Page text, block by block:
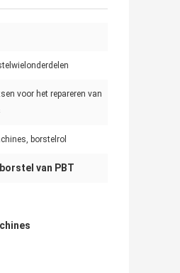
voor het repareren van
borstelrol
van PBT